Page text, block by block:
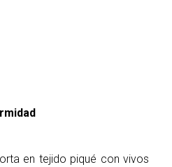
en tejido piqué con vivos